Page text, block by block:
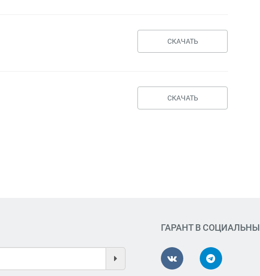
СКАЧАТЬ
СКАЧАТЬ
ГАРАНТ В